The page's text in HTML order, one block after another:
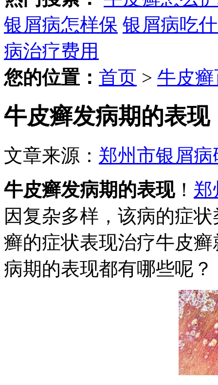
银屑病怎样保 银屑病吃
病治疗费用
您的位置： 首页 > 牛皮
牛皮癣发病期的表现
文章来源： 郑州市银屑病
牛皮癣发病期的表现！ 郑
因复杂多样，该病的症
癣的症状表现治疗牛皮
病期的表现都有哪些呢？